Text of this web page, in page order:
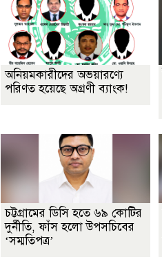
অনিয়মকারীদের অভয়ারণ্যে
পরিণত হয়েছে অগ্রণী ব্যাংক!
চট্টগ্রামের ডিসি হতে ৬৯ কোটির
দুর্নীতি, ফাঁস হলো উপসচিবের
‘সম্মতিপত্র’